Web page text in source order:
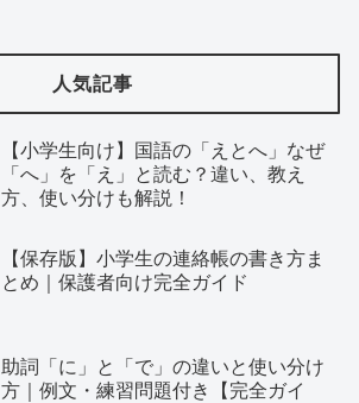
人気記事
【小学生向け】国語の「えとへ」なぜ
「へ」を「え」と読む？違い、教え
方、使い分けも解説！
【保存版】小学生の連絡帳の書き方ま
とめ｜保護者向け完全ガイド
助詞「に」と「で」の違いと使い分け
方｜例文・練習問題付き【完全ガイ